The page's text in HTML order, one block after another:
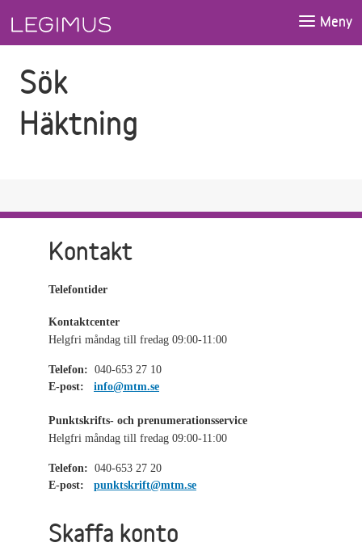
Meny
Sök
Häktning
Kontakt
Telefontider
Kontaktcenter
Helgfri måndag till fredag 09:00-11:00
Telefon: 040-653 27 10
E-post:
info@mtm.se
Punktskrifts- och prenumerationsservice
Helgfri måndag till fredag 09:00-11:00
Telefon: 040-653 27 20
E-post:
punktskrift@mtm.se
Skaffa konto